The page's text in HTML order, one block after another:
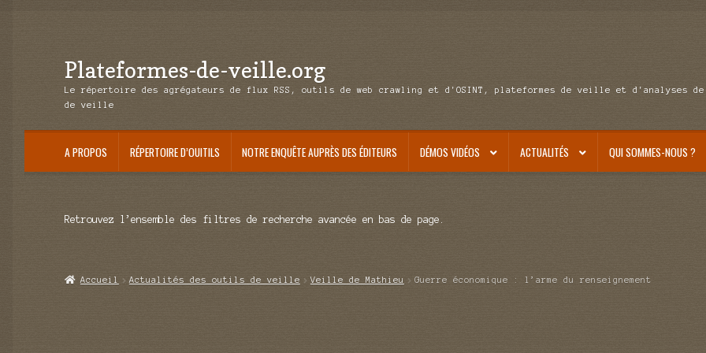
Aller
à
Aller
au
Plateformes-de-veille.org
Le répertoire des agrégateurs de flux RSS, outils de web crawling et d'OSINT, plateformes de veille et d'analyses de
de veille
A PROPOS RÉPERTOIRE D’OUITILS NOTRE ENQUÊTE AUPRÈS DES ÉDITEURS DÉMOS VIDÉOS ACTUALITÉS QUI SOMMES-NOUS ?
Retrouvez l’ensemble des filtres de recherche avancée en bas de page.
Accueil Actualités des outils de veille Veille de Mathieu Guerre économique : l’arme du renseignement